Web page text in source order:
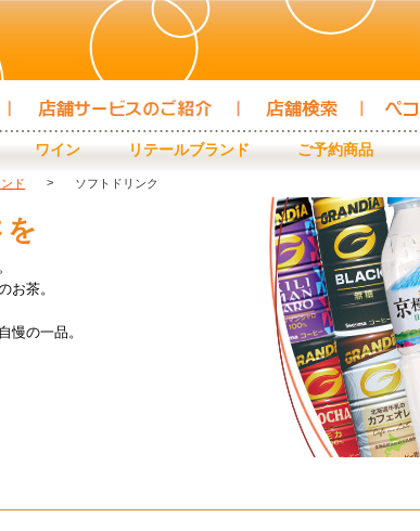
ワイン リテールブランド ご予約商品
ド > ソフトドリンク
を
お茶。
慢の一品。